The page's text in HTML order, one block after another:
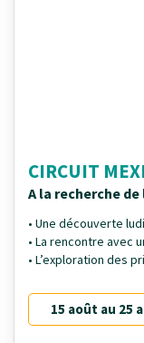
CIRCUIT
A la recherche
• Une découverte
• La rencontre avec
• L’exploration des
15 août au 25